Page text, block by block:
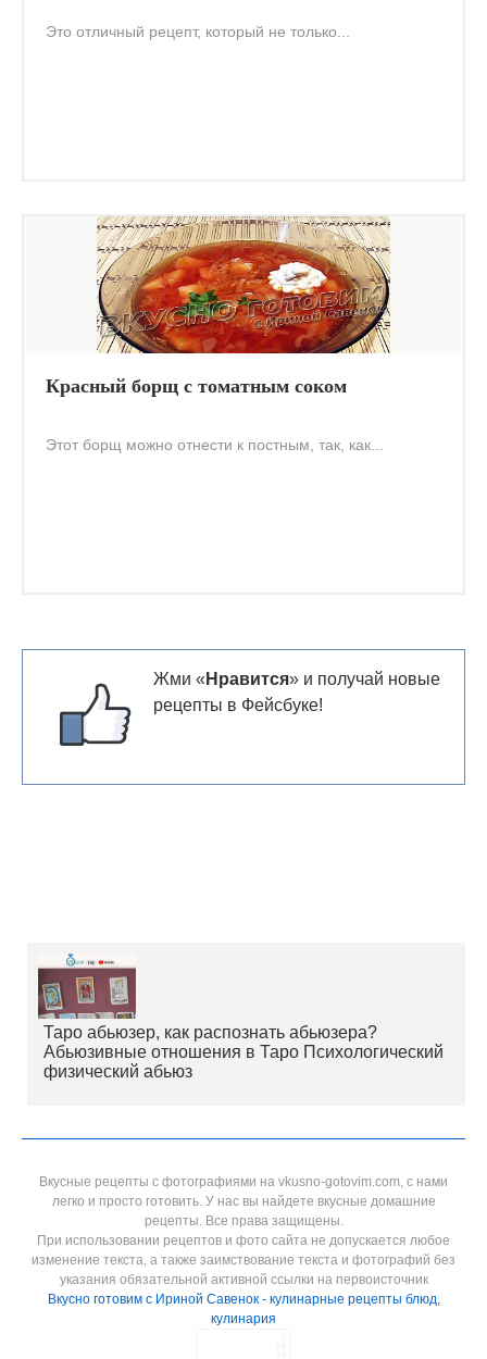
Это отличный рецепт, который не только...
Красный борщ с томатным соком
Этот борщ можно отнести к постным, так, как...
Жми « Нравится» и получай новые
рецепты в Фейсбуке!
Таро абьюзер, как распознать абьюзера?
Абьюзивные отношения в Таро Психологический
физический абьюз
Вкусные рецепты с фотографиями на vkusno-gotovim.com, с нами
легко и просто готовить. У нас вы найдете вкусные домашние
рецепты. Все права защищены.
При использовании рецептов и фото сайта не допускается любое
изменение текста, а также заимствование текста и фотографий без
указания обязательной активной ссылки на первоисточник
Вкусно готовим с Ириной Савенок - кулинарные рецепты блюд,
кулинария